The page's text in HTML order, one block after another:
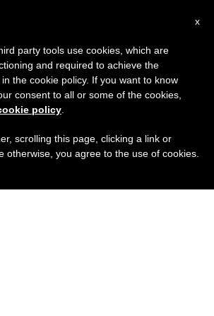
x
party tools use cookies, which are
and required to achieve the
the cookie policy. If you want to know
consent to all or some of the cookies,
policy
scrolling this page, clicking a link or
otherwise, you agree to the use of cookies.